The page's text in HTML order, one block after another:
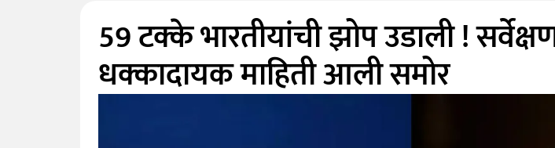
59 टक्के भारतीयांची झोप उडाली !
धक्कादायक माहिती आली समोर